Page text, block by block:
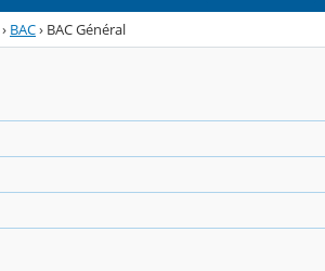
› BAC› BAC Général